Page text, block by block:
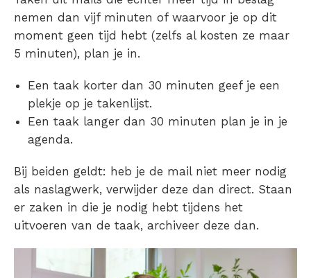
nemen dan vijf minuten of waarvoor je op dit
moment geen tijd hebt (zelfs al kosten ze maar
5 minuten), plan je in.
Een taak korter dan 30 minuten geef je een
plekje op je takenlijst.
Een taak langer dan 30 minuten plan je in je
agenda.
Bij beiden geldt: heb je de mail niet meer nodig
als naslagwerk, verwijder deze dan direct. Staan
er zaken in die je nodig hebt tijdens het
uitvoeren van de taak, archiveer deze dan.